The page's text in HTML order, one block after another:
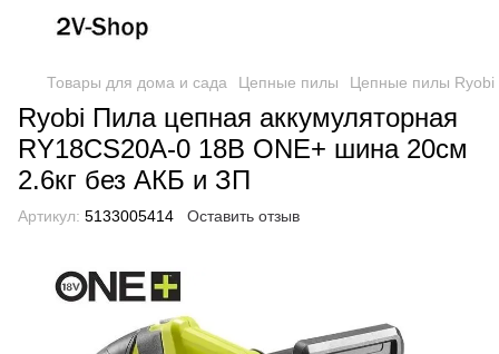
Товары для дома и сада Цепные пилы Цепные пилы Ryobi
Ryobi Пила цепная аккумуляторная
RY18CS20A-0 18В ONE+ шина 20см
2.6кг без АКБ и ЗП
Артикул: 5133005414 Оставить отзыв